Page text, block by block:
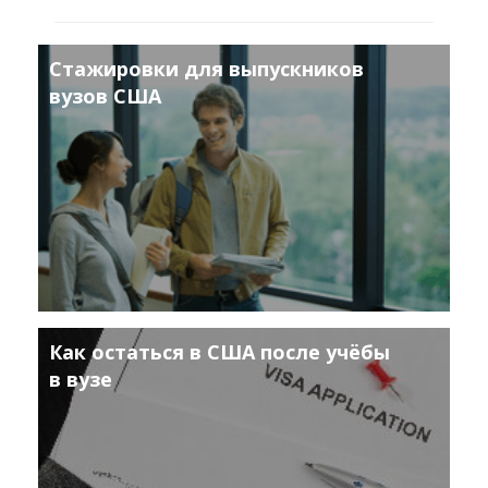
Стажировки для выпускников
вузов США
Как остаться в США после учёбы
в вузе